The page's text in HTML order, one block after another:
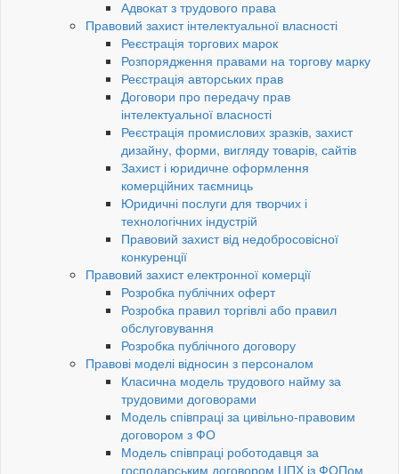
Адвокат з трудового права
Правовий захист інтелектуальної власності
Реєстрація торгових марок
Розпорядження правами на торгову марку
Реєстрація авторських прав
Договори про передачу прав
інтелектуальної власності
Реєстрація промислових зразків, захист
дизайну, форми, вигляду товарів, сайтів
Захист і юридичне оформлення
комерційних таємниць
Юридичні послуги для творчих і
технологічних індустрій
Правовий захист від недобросовісної
конкуренції
Правовий захист електронної комерції
Розробка публічних оферт
Розробка правил торгівлі або правил
обслуговування
Розробка публічного договору
Правові моделі відносин з персоналом
Класична модель трудового найму за
трудовими договорами
Модель співпраці за цивільно-правовим
договором з ФО
Модель співпраці роботодавця за
господарським договором ЦПХ із ФОПом